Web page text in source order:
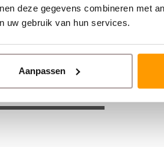
deze gegevens combineren met
uw gebruik van hun services.
Aanpassen